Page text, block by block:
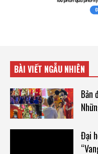
BÀI VIẾT NGẪU NHIÊN
Bản
Đại